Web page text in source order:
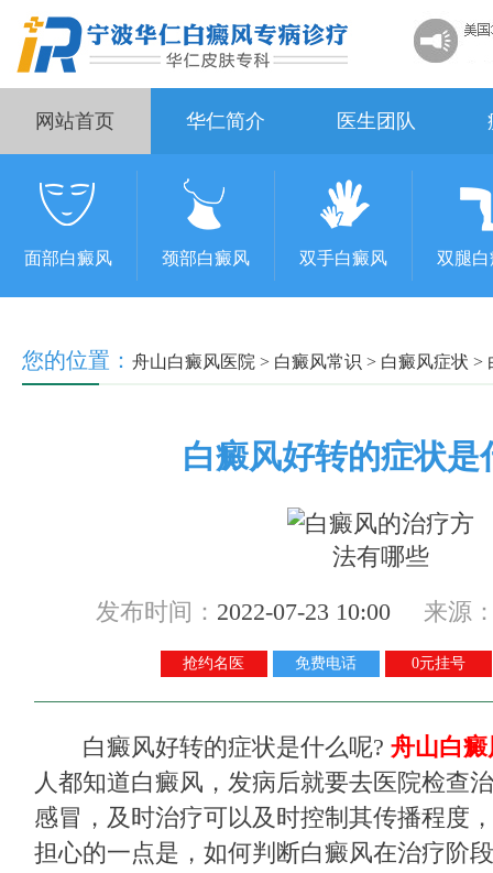
网站首页 华仁简介 医生团队
面部白癜风 颈部白癜风 双手白癜风 双腿
您的位置： 舟山白癜风医院 > 白癜风常识 > 白癜风症状 >
白癜风好转的症状是
发布时间： 2022-07-23 10:00 来源
抢约名医 免费电话 0元挂号
白癜风好转的症状是什么呢? 舟山白
人都知道白癜风，发病后就要去医院检查
感冒，及时治疗可以及时控制其传播程度
担心的一点是，如何判断白癜风在治疗阶